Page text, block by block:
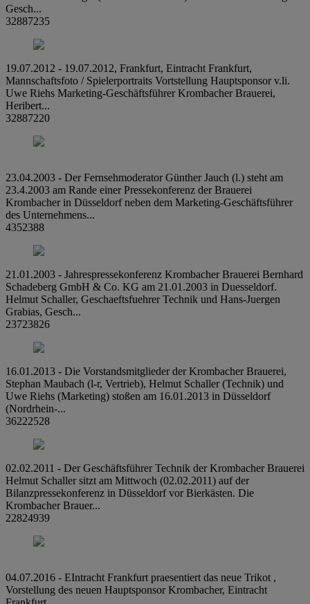
Gesch...
32887235
19.07.2012 - 19.07.2012, Frankfurt, Eintracht Frankfurt,
Mannschaftsfoto / Spielerportraits Vortstellung Hauptsponsor v.li.
Uwe Riehs Marketing-Geschäftsführer Krombacher Brauerei,
Heribert...
32887220
23.04.2003 - Der Fernsehmoderator Günther Jauch (l.) steht am
23.4.2003 am Rande einer Pressekonferenz der Brauerei
Krombacher in Düsseldorf neben dem Marketing-Geschäftsführer
des Unternehmens...
4352388
21.01.2003 - Jahrespressekonferenz Krombacher Brauerei Bernhard
Schadeberg GmbH & Co. KG am 21.01.2003 in Duesseldorf.
Helmut Schaller, Geschaeftsfuehrer Technik und Hans-Juergen
Grabias, Gesch...
23723826
16.01.2013 - Die Vorstandsmitglieder der Krombacher Brauerei,
Stephan Maubach (l-r, Vertrieb), Helmut Schaller (Technik) und
Uwe Riehs (Marketing) stoßen am 16.01.2013 in Düsseldorf
(Nordrhein-...
36222528
02.02.2011 - Der Geschäftsführer Technik der Krombacher Brauerei
Helmut Schaller sitzt am Mittwoch (02.02.2011) auf der
Bilanzpressekonferenz in Düsseldorf vor Bierkästen. Die
Krombacher Brauer...
22824939
04.07.2016 - EIntracht Frankfurt praesentiert das neue Trikot ,
Vorstellung des neuen Hauptsponsor Krombacher, Eintracht